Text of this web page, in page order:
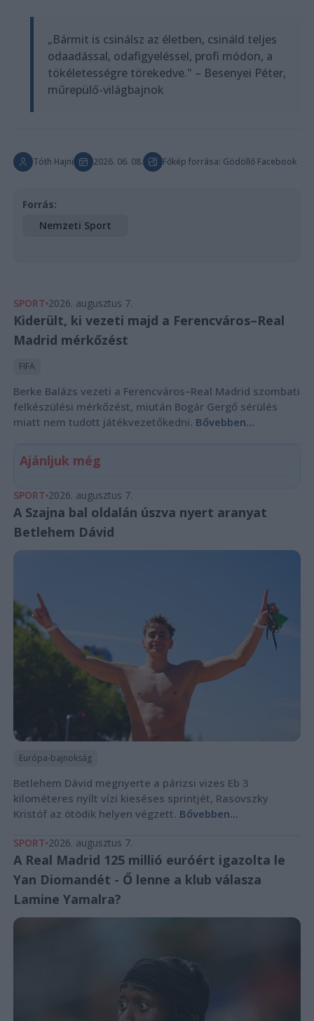
„Bármit is csinálsz az életben, csináld teljes
odaadással, odafigyeléssel, profi módon, a
tökéletességre törekedve." – Besenyei Péter,
műrepülő-világbajnok
Tóth Hajni 2026. 06. 08. Főkép forrása: Gödöllő Facebook
Forrás:
Nemzeti Sport
SPORT 2026. augusztus 7.
Kiderült, ki vezeti majd a Ferencváros–Real
Madrid mérkőzést
FIFA
Berke Balázs vezeti a Ferencváros–Real Madrid szombati
felkészülési mérkőzést, miután Bogár Gergő sérülés
miatt nem tudott játékvezetőkedni. Bővebben...
Ajánljuk még
SPORT 2026. augusztus 7.
A Szajna bal oldalán úszva nyert aranyat
Betlehem Dávid
Európa-bajnokság
Betlehem Dávid megnyerte a párizsi vizes Eb 3
kilométeres nyílt vízi kieséses sprintjét, Rasovszky
Kristóf az ötödik helyen végzett. Bővebben...
SPORT 2026. augusztus 7.
A Real Madrid 125 millió euróért igazolta le
Yan Diomandét - Ő lenne a klub válasza
Lamine Yamalra?